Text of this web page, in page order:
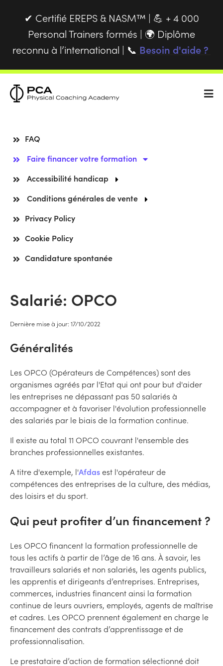
✔ Certifié EREPS & NASM™ | 💪 + 4 000
Personal Trainers formés | 🌍 Diplôme
reconnu à l’international | 📞 Besoin d'aide ?
FAQ
Faire financer votre formation
Accessibilité handicap
Conditions générales de vente
Privacy Policy
Cookie Policy
Candidature spontanée
Salarié: OPCO
Dernière mise à jour: 17/10/2022
Généralités
Les OPCO (Opérateurs de Compétences) sont des
organismes agréés par l'Etat qui ont pour but d'aider
les entreprises ne dépassant pas 50 salariés à
accompagner et à favoriser l'évolution professionnelle
des salariés par le biais de la formation continue.
Il existe au total 11 OPCO couvrant l'ensemble des
branches professionnelles existantes.
A titre d'exemple, l'Afdasest l'opérateur de
compétences des entreprises de la culture, des médias,
des loisirs et du sport.
Qui peut profiter d’un financement ?
Les OPCO financent la formation professionnelle de
tous les actifs à partir de l’âge de 16 ans. À savoir, les
travailleurs salariés et non salariés, les agents publics,
les apprentis et dirigeants d’entreprises. Entreprises,
commerces, industries financent ainsi la formation
continue de leurs ouvriers, employés, agents de maîtrise
et cadres. Les OPCO prennent également en charge le
financement des contrats d’apprentissage et de
professionnalisation.
Le prestataire d’action de formation sélectionné doit